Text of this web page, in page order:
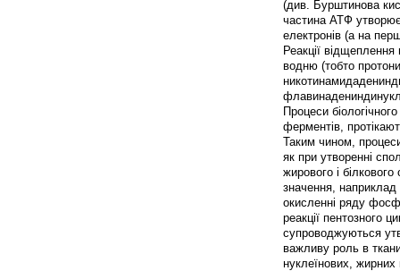
(див. Бурштинова
частина АТФ
електронів (а на
Реакції
водню (тобто
Процеси
ферментів,
Таким чином,
як при утворенні
жирового і
значення, наприклад
окисленні ряду
реакції пентозного
супроводжуються
важливу роль в
нуклеїнових,